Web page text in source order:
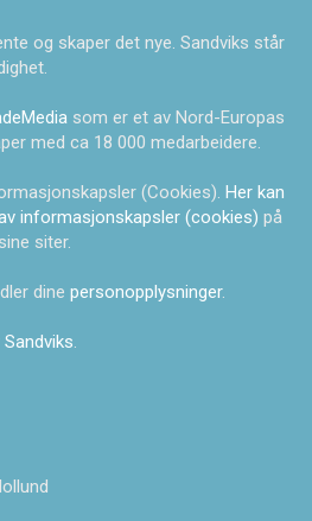
og skaper det nye. Sandviks står
som er et av Nord-Europas
med ca 18 000 medarbeidere.
(Cookies). Her kan
informasjonskapsler (cookies) på
siter.
dine personopplysninger.
.